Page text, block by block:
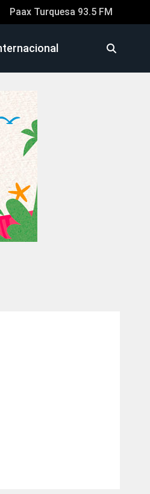
Paax Turquesa 93.5 FM